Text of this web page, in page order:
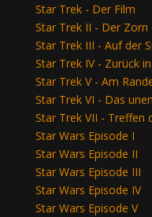
Star Trek - Der Film
Star Trek II - Der Zorn
Star Trek III - Auf der
Star Trek IV - Zurück
Star Trek V - Am
Star Trek VI - Das
Star Trek VII - Treffen
Star Wars Episode I
Star Wars Episode II
Star Wars Episode III
Star Wars Episode IV
Star Wars Episode V